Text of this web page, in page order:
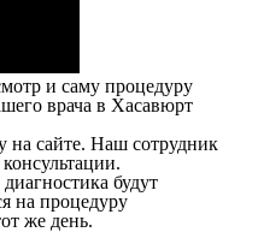
и саму процедуру
врача в Хасавюрт
на сайте. Наш сотрудник
будут
на процедуру
же день.